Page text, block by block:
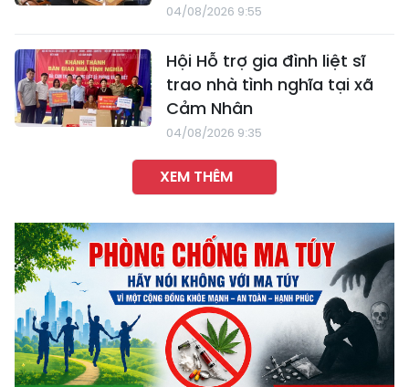
04/08/2026 9:55
Hội Hỗ trợ gia đình liệt sĩ
trao nhà tình nghĩa tại xã
Cảm Nhân
04/08/2026 9:35
XEM THÊM